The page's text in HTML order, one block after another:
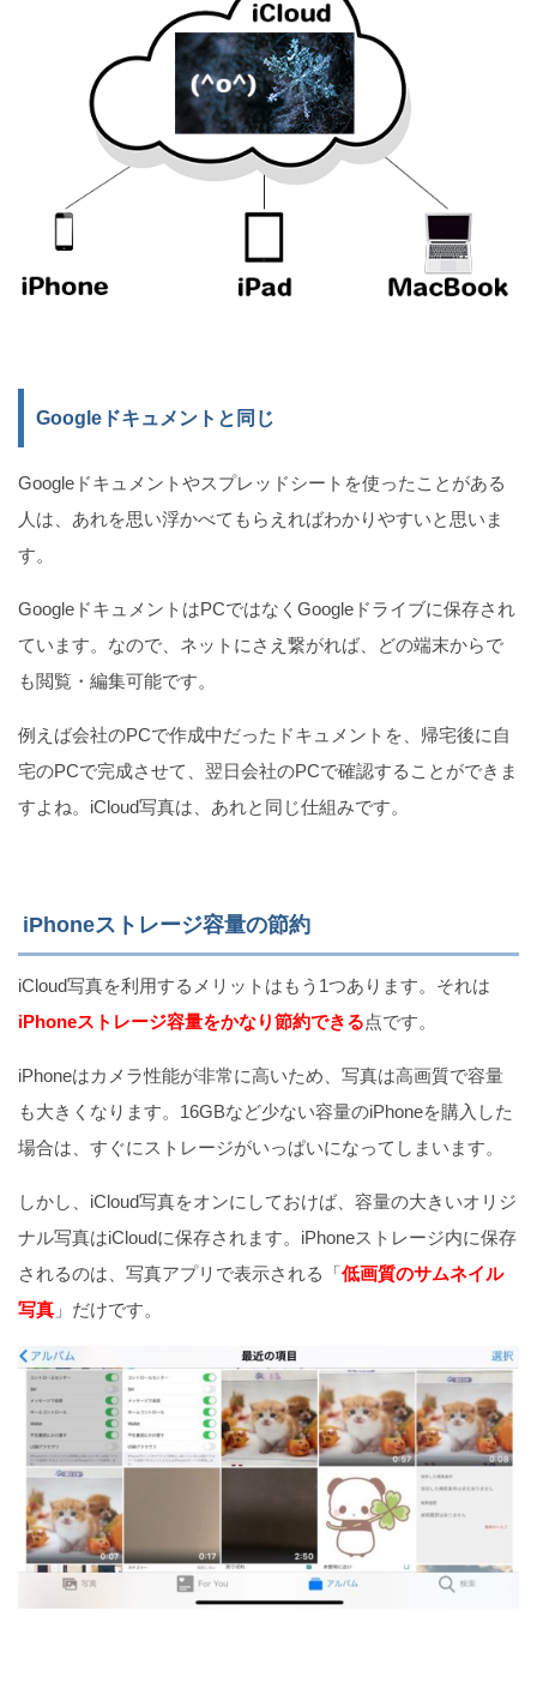
Googleドキュメントと同じ
Googleドキュメントやスプレッドシートを使ったことがある
人は、あれを思い浮かべてもらえればわかりやすいと思いま
す。
GoogleドキュメントはPCではなくGoogleドライブに保存され
ています。なので、ネットにさえ繋がれば、どの端末からで
も閲覧・編集可能です。
例えば会社のPCで作成中だったドキュメントを、帰宅後に自
宅のPCで完成させて、翌日会社のPCで確認することができま
すよね。iCloud写真は、あれと同じ仕組みです。
iPhoneストレージ容量の節約
iCloud写真を利用するメリットはもう1つあります。それは
iPhoneストレージ容量をかなり節約できる点です。
iPhoneはカメラ性能が非常に高いため、写真は高画質で容量
も大きくなります。16GBなど少ない容量のiPhoneを購入した
場合は、すぐにストレージがいっぱいになってしまいます。
しかし、iCloud写真をオンにしておけば、容量の大きいオリジ
ナル写真はiCloudに保存されます。iPhoneストレージ内に保存
されるのは、写真アプリで表示される「低画質のサムネイル
写真 」だけです。